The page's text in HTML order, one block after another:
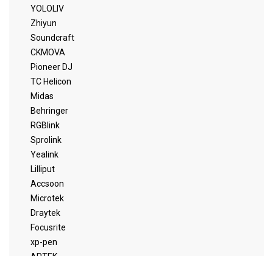
YOLOLIV
Zhiyun
Soundcraft
CKMOVA
Pioneer DJ
TC Helicon
Midas
Behringer
RGBlink
Sprolink
Yealink
Lilliput
Accsoon
Microtek
Draytek
Focusrite
xp-pen